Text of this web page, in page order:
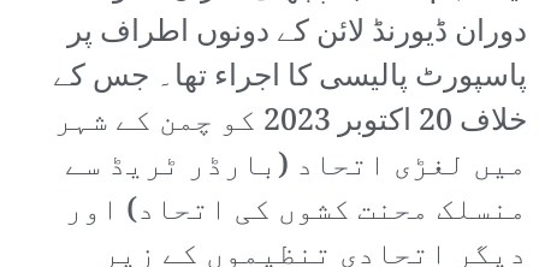
دوران ڈیورنڈ لائن کے دونوں اطراف پر
پاسپورٹ پالیسی کا اجراء تھا۔ جس کے
خلاف 20 اکتوبر 2023 کو چمن کے شہر
میں لغڑی اتحاد (بارڈر ٹریڈ سے
منسلک محنت کشوں کی اتحاد) اور